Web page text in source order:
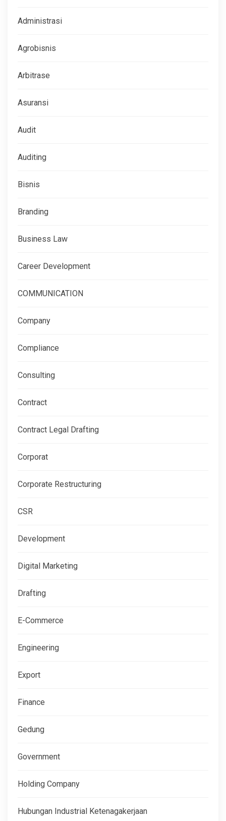
Administrasi
Agrobisnis
Arbitrase
Asuransi
Audit
Auditing
Bisnis
Branding
Business Law
Career Development
COMMUNICATION
Company
Compliance
Consulting
Contract
Contract Legal Drafting
Corporat
Corporate Restructuring
CSR
Development
Digital Marketing
Drafting
E-Commerce
Engineering
Export
Finance
Gedung
Government
Holding Company
Hubungan Industrial Ketenagakerjaan